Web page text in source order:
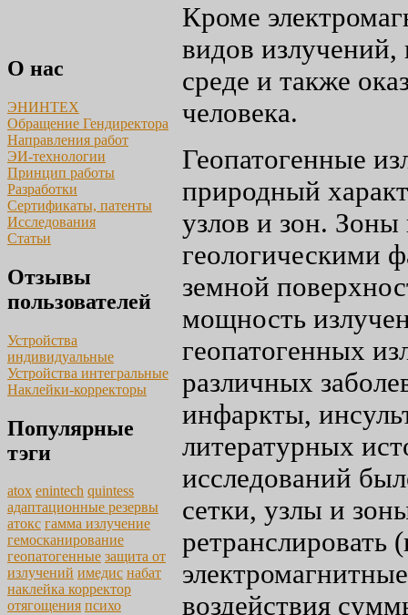
О нас
ЭНИНТЕХ
Обращение Гендиректора
Направления работ
ЭИ-технологии
Принцип работы
Разработки
Сертификаты, патенты
Исследования
Статьи
Отзывы
пользователей
Устройства
индивидуальные
Устройства интегральные
Наклейки-корректоры
Популярные
тэги
atox enintech quintess
адаптационные резервы
атокс гамма излучение
гемосканирование
геопатогенные защита от
излучений имедис набат
наклейка корректор
отягощения психо
Кроме
видов
среде и также
человека.
Геопатогенные
природный
узлов и зон. Зоны
геологическими
земной
мощность
геопатогенных
различных
инфаркты,
литературных
исследований
сетки, узлы и
ретранслировать
воздействия